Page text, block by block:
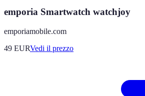
emporia Smartwatch watchjoy
emporiamobile.com
49 EURVedi il prezzo